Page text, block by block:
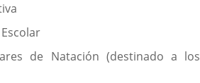
de Natación (destinado a los